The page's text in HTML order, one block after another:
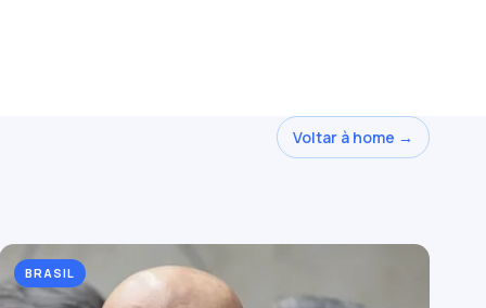
Voltar à home →
BRASIL